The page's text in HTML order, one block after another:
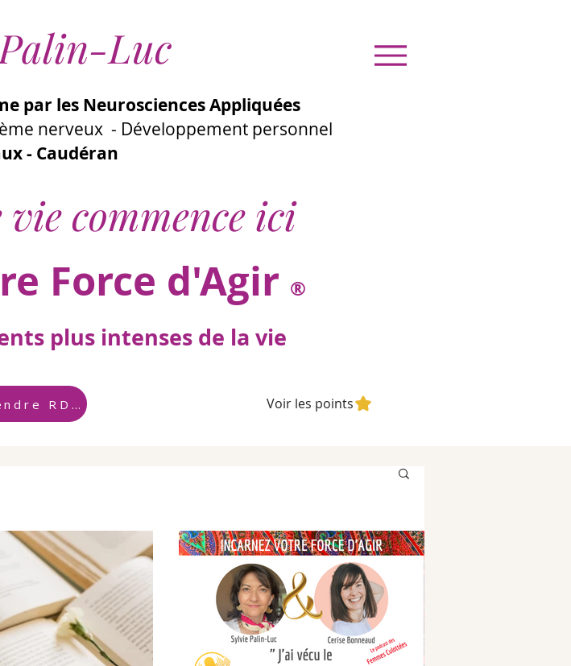
Luc
par les Neurosciences Appliquées
nerveux - Développement personnel
- Caudéran
commence ici
Force d'Agir ®
plus intenses de la vie
Prendre RDV Voir les points